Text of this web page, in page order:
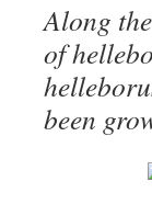
Along
of
been